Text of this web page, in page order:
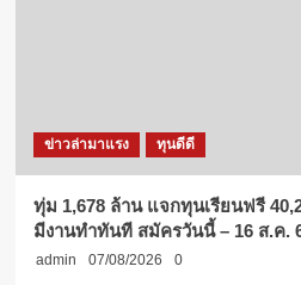
ข่าวล่ามาแรง ทุนดีดี
ทุ่ม 1,678 ล้าน แจกทุนเรียนฟรี
มีงานทำทันที สมัครวันนี้ – 16 ส.ค.
admin 07/08/2026 0